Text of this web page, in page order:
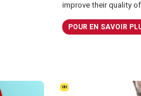
improve their quality
POUR EN SAVOIR
VIH